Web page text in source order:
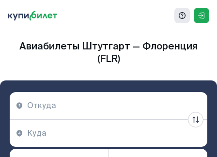
Авиабилеты Штутгарт — Флоренция
(FLR)